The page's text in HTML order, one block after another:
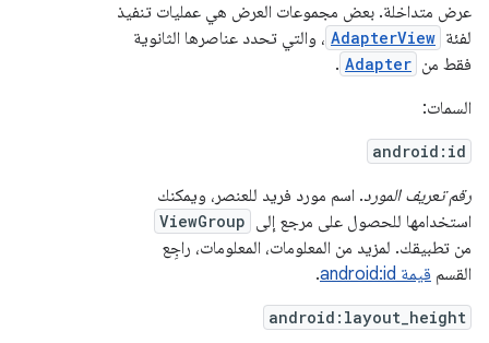
عرض متداخلة. بعض مجموعات العرض هي عمليات تنفيذ
لفئة AdapterView ، والتي تحدد عناصرها الثانوية
فقط من Adapter
.
السمات:
android:id
رقم تعريف المورد. اسم مورد فريد للعنصر، ويمكنك
استخدامها للحصول على مرجع إلى ViewGroup
من تطبيقك. لمزيد من المعلومات، المعلومات، راجِع
القسم قيمة android:id .
android:layout_height